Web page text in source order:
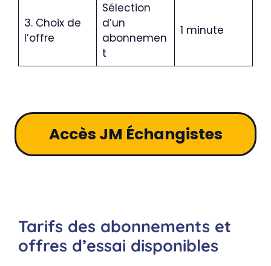
3. Choix de
l’offre
Sélection
d’un
abonnemen
t
1 minute
Accès JM Échangistes
Tarifs des abonnements et
offres d’essai disponibles